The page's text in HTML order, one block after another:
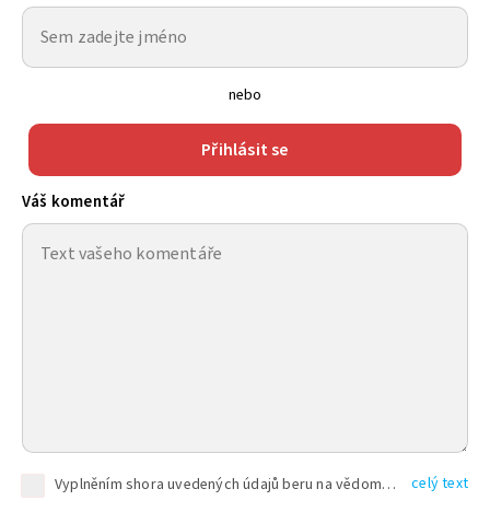
nebo
Přihlásit se
Váš komentář
Vyplněním shora uvedených údajů beru na vědomí, že společnost TEXT FACTORY s.r.o., sídlem Brno, Durďákova 336/29, Černá Pole, PSČ: 613 00, IČ: 06157831, zapsané u Krajského soudu v Brně, oddíl C, vložka 100399, bude zpracovávat mé osobní údaje uvedené v rámci mnou vyplněného registračního formuláře na základě oprávněných zájmů TEXT FACTORY s.r.o. dle čl. 6 odst. 1 písm. f) GDPR a pro splnění právních povinností (čl. 6 odst. 1 písm. c) GDPR), a to pro tyto účely: nezbytnost zajistit oprávnění návštěvníka webových stránek provozovaných společností TEXT FACTORY s.r.o. přispívat aktivně ke zveřejněným článkům nebo v rámci diskusních fór a výkon práv TEXT FACTORY s.r.o. jako administrátora těchto diskusních fór. Více informací o zpracování osobních údajů a právech lze nalézt v celý text